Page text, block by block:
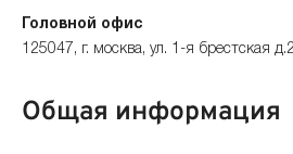
Головной офис
125047, г. москва, ул. 1-я брестская
Общая информация